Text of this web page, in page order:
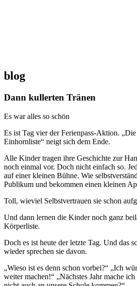
blog
Dann kullerten Tränen
Es war alles so schön
Es ist Tag vier der Ferienpass-Aktion.
Einhornliste“ neigt sich dem Ende.
Alle Kinder tragen ihre Geschichte zur
noch einmal vor. Doch nicht einfach so.
auf einer kleinen Bühne. Wie
Publikum und bekommen einen kleinen
Toll, wieviel Selbstvertrauen sie schon
Und dann lernen die Kinder noch ganz
Körperliste.
Doch es ist heute der letzte Tag. Und das
wieder sprechen sie davon.
„Wieso ist es denn schon vorbei?“ „Ich
weiter machen!“ „Nächstes Jahr mache